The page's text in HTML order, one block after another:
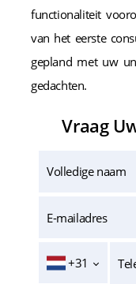
functionaliteit
van het eerste
gepland met uw
gedachten.
Vraag
+31